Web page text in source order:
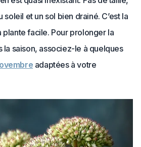
soleil et un sol bien drainé. C’est la
facile. Pour prolonger la
la saison, associez-le à quelques
adaptées à votre